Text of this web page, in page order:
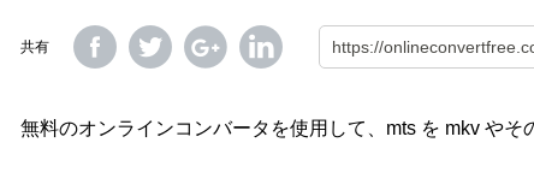
共有
無料のオンラインコンバータを使用して、mts を mkv やそ